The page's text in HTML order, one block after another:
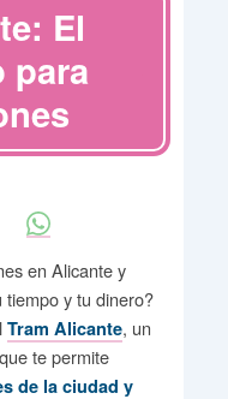
El
para
en Alicante y
y tu dinero?
Tram Alicante, un
te permite
de la ciudad y